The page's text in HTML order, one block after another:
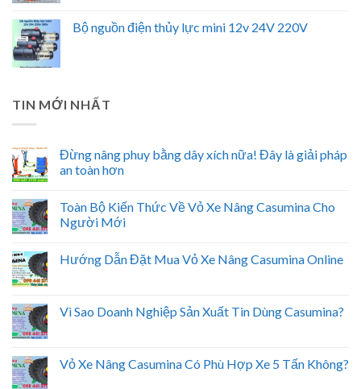
Bộ nguồn điện thủy lực mini 12v 24V 220V
TIN MỚI NHẤT
Đừng nâng phuy bằng dây xích nữa! Đây là giải pháp
an toàn hơn
Toàn Bộ Kiến Thức Về Vỏ Xe Nâng Casumina Cho
Người Mới
Hướng Dẫn Đặt Mua Vỏ Xe Nâng Casumina Online
Vì Sao Doanh Nghiệp Sản Xuất Tin Dùng Casumina?
Vỏ Xe Nâng Casumina Có Phù Hợp Xe 5 Tấn Không?